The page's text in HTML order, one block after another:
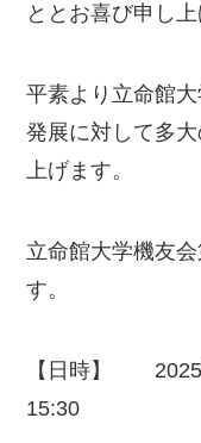
ととお喜び申し上
平素より立命館
発展に対して多
上げます。
立命館大学機友
す。
【日時】 2025
15:30